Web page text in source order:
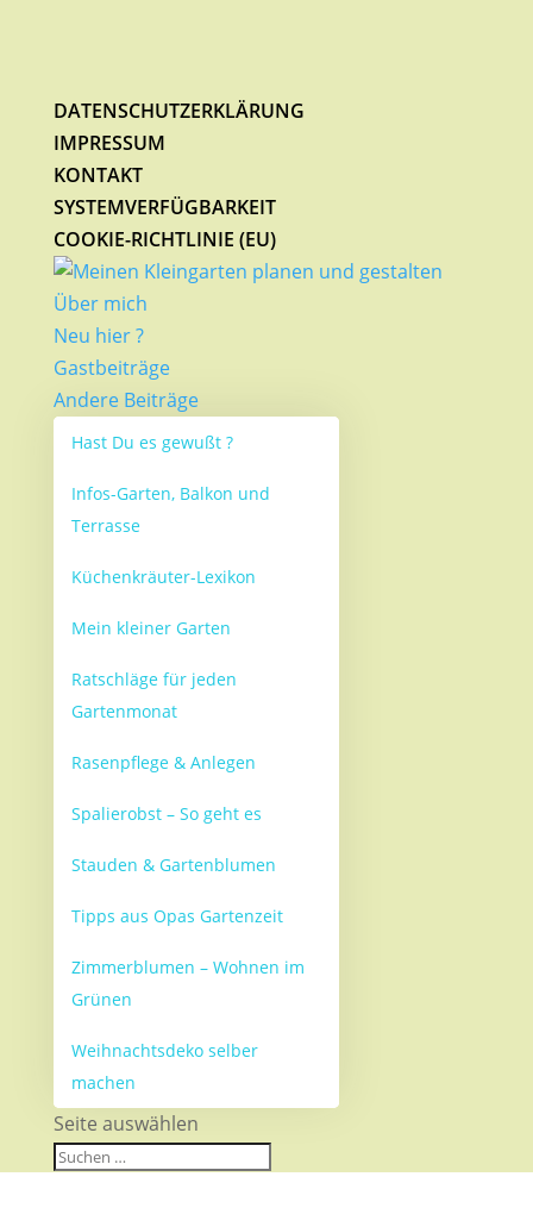
DATENSCHUTZERKLÄRUNG
IMPRESSUM
KONTAKT
SYSTEMVERFÜGBARKEIT
COOKIE-RICHTLINIE (EU)
Über mich
Neu hier ?
Gastbeiträge
Andere Beiträge
Hast Du es gewußt ?
Infos-Garten, Balkon und
Terrasse
Küchenkräuter-Lexikon
Mein kleiner Garten
Ratschläge für jeden
Gartenmonat
Rasenpflege & Anlegen
Spalierobst – So geht es
Stauden & Gartenblumen
Tipps aus Opas Gartenzeit
Zimmerblumen – Wohnen im
Grünen
Weihnachtsdeko selber
machen
Seite auswählen